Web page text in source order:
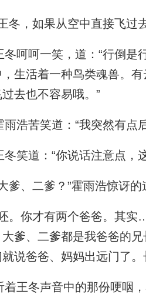
冬，如果从空中直接飞过
呵呵一笑，道：“行倒是
生活着一种鸟类魂兽。
去也不容易哦。”
浩苦笑道：“我突然有点
笑道：“你说话注意点，
爹、二爹？”霍雨浩惊讶的
。你才有两个爸爸。其实
大爹、二爹都是我爸爸的
就说爸爸、妈妈出远门了
王冬声音中的那份哽咽，